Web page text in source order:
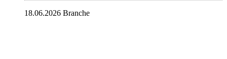
18.06.2026 Branche